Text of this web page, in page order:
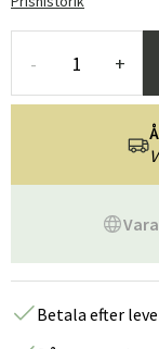
- +
Betala efter